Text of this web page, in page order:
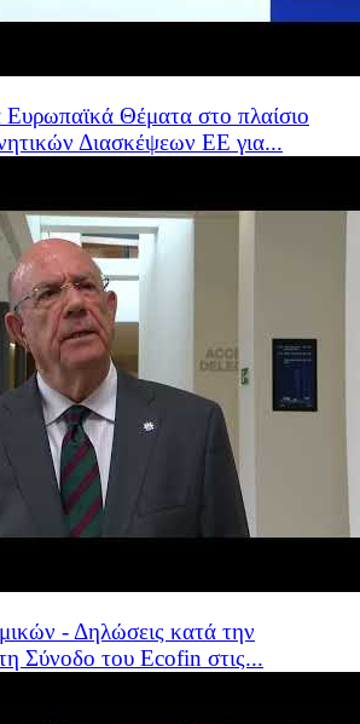
Θέματα στο πλαίσιο
Διασκέψεων ΕΕ για...
- Δηλώσεις κατά την
Σύνοδο του Ecofin στις...